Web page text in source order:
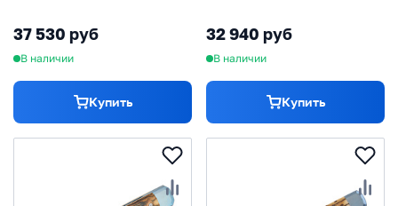
37 530 руб
В наличии
Купить
32 940 руб
В наличии
Купить